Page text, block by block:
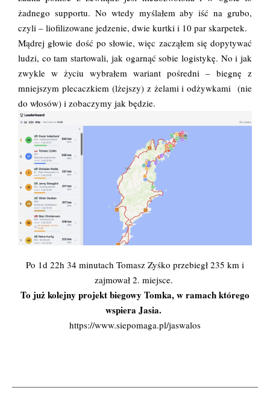
żadnego supportu. No wtedy myślałem aby iść na grubo,
czyli – liofilizowane jedzenie, dwie kurtki i 10 par skarpetek.
Mądrej głowie dość po słowie, więc zacząłem się dopytywać
ludzi, co tam startowali, jak ogarnąć sobie logistykę. No i jak
zwykle w życiu wybrałem wariant pośredni – biegnę z
mniejszym plecaczkiem (lżejszy) z żelami i odżywkami (nie
do włosów) i zobaczymy jak będzie.
Po 1d 22h 34 minutach Tomasz Zyśko przebiegł 235 km i
zajmował 2. miejsce.
To już kolejny projekt biegowy Tomka, w ramach którego
wspiera Jasia.
https://www.siepomaga.pl/jaswalos